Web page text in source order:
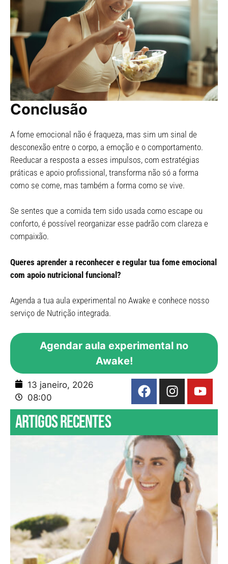
Conclusão
A fome emocional não é fraqueza, mas sim um sinal de
desconexão entre o corpo, a emoção e o comportamento.
Reeducar a resposta a esses impulsos, com estratégias
práticas e apoio profissional, transforma não só a forma
como se come, mas também a forma como se vive.
Se sentes que a comida tem sido usada como escape ou
conforto, é possível reorganizar esse padrão com clareza e
compaixão.
Queres aprender a reconhecer e regular tua fome emocional
com apoio nutricional funcional?
Agenda a tua aula experimental no Awake e conhece nosso
serviço de Nutrição integrada.
Agendar aula experimental no
Awake!
13 janeiro, 2026
08:00
Artigos recentes